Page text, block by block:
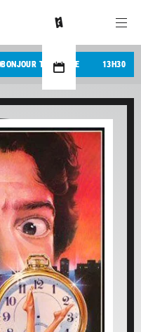
BONJOUR TRISTESSE 13 H30